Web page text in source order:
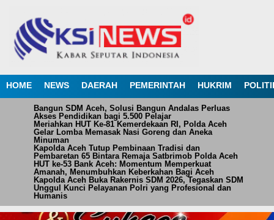
HOME NEWS DAERAH PEMERINTAH HUKRIM
Bangun SDM Aceh, Solusi Bangun Andalas Perluas
Akses Pendidikan bagi 5.500 Pelajar
Meriahkan HUT Ke-81 Kemerdekaan RI, Polda Aceh
Gelar Lomba Memasak Nasi Goreng dan Aneka
Minuman
Kapolda Aceh Tutup Pembinaan Tradisi dan
Pembaretan 65 Bintara Remaja Satbrimob Polda Aceh
HUT ke-53 Bank Aceh: Momentum Memperkuat
Amanah, Menumbuhkan Keberkahan Bagi Aceh
Kapolda Aceh Buka Rakernis SDM 2026, Tegaskan SDM
Unggul Kunci Pelayanan Polri yang Profesional dan
Humanis